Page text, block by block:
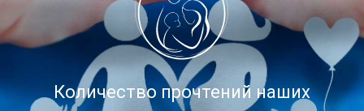
Количество прочтений наших